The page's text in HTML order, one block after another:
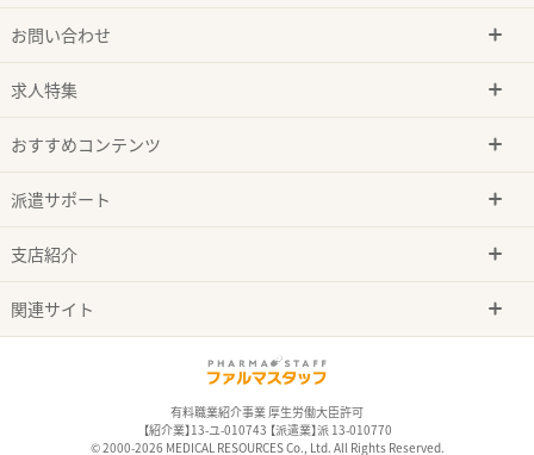
お問い合わせ
求人特集
おすすめコンテンツ
派遣サポート
支店紹介
関連サイト
有料職業紹介事業 厚生労働大臣許可
【紹介業】13-ユ-010743 【派遣業】派 13-010770
© 2000-2026 MEDICAL RESOURCES Co., Ltd. All Rights Reserved.